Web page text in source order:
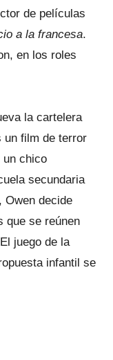
de películas
a la francesa.
en los roles
la cartelera
un film de terror
un chico
secundaria
Owen decide
que se reúnen
juego de la
infantil se